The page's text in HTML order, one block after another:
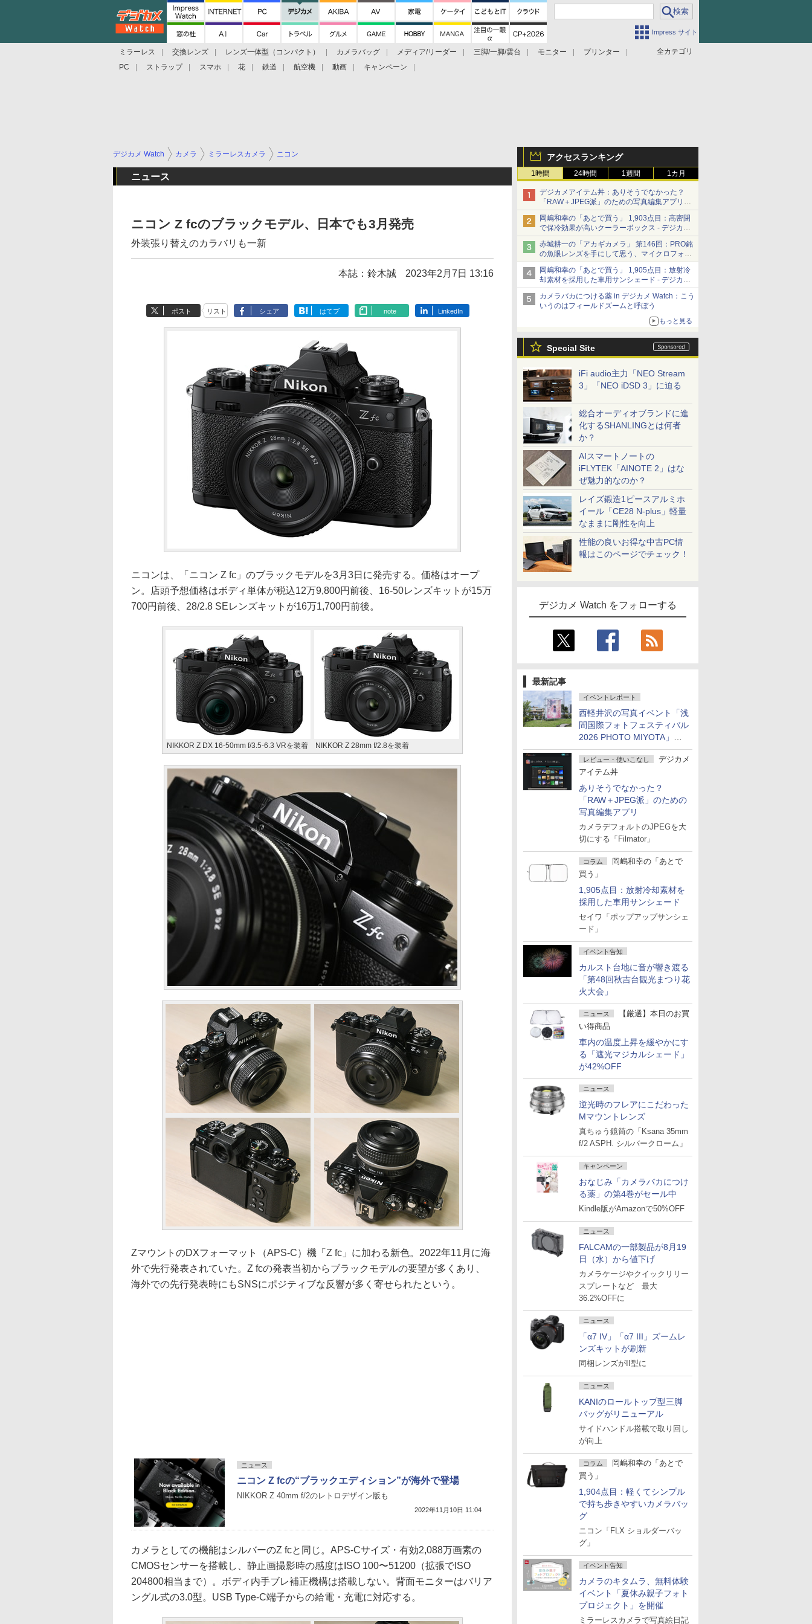
Impress サイト
全カテゴリ
ミラーレス 交換レンズ レンズ一体型（コンパクト） カメラバッグ メディア/リーダー 三脚/一脚/雲台 モニター
プリンター
PC
ストラップ スマホ 花 鉄道 航空機 動画 キャンペーン
アクセスランキング
1時間 24時間 1週間 1カ月
デジカメアイテム丼：ありそうでなかった？
「RAW＋JPEG派」のための写真編集アプリ
カメラデフォルトのJPEGを大切にする
「Filmator」
岡嶋和幸の「あとで買う」 1,903点目：高密閉
で保冷効果が高いクーラーボックス - デジカメ
Watch
赤城耕一の「アカギカメラ」 第146回：PRO銘
の魚眼レンズを手にして思う、マイクロフォー
サーズへの期待と可能性
岡嶋和幸の「あとで買う」 1,905点目：放射冷
却素材を採用した車用サンシェード - デジカメ
Watch
カメラバカにつける薬 in デジカメ Watch：こう
いうのはフィールドズームと呼ぼう
もっと見る
Special Site
iFi audio主力「NEO Stream
3」「NEO iDSD 3」に迫る
総合オーディオブランドに進
化するSHANLINGとは何者
か？
AIスマートノートの
iFLYTEK「AINOTE 2」はな
ぜ魅力的なのか？
レイズ鍛造1ピースアルミホ
イール「CE28 N-plus」軽量
なままに剛性を向上
性能の良いお得な中古PC情
報はこのページでチェック！
デジカメ Watch をフォローする
最新記事
イベントレポート
西軽井沢の写真イベント「浅
間国際フォトフェスティバル
2026 PHOTO MIYOTA」が
開幕
レビュー・使いこなし
デジカメ
アイテム丼
ありそうでなかった？
「RAW＋JPEG派」のための
写真編集アプリ
カメラデフォルトのJPEGを大
切にする「Filmator」
コラム
岡嶋和幸の「あとで
買う」
1,905点目：放射冷却素材を
採用した車用サンシェード
セイワ「ポップアップサンシェ
ード」
イベント告知
カルスト台地に音が響き渡る
「第48回秋吉台観光まつり花
火大会」
ニュース
【厳選】本日のお買
い得商品
車内の温度上昇を緩やかにす
る「遮光マジカルシェード」
が42%OFF
ニュース
逆光時のフレアにこだわった
Mマウントレンズ
真ちゅう鏡筒の「Ksana 35mm
f/2 ASPH. シルバークローム」
キャンペーン
おなじみ「カメラバカにつけ
る薬」の第4巻がセール中
Kindle版がAmazonで50%OFF
ニュース
FALCAMの一部製品が8月19
日（水）から値下げ
カメラケージやクイックリリー
スプレートなど 最大
36.2%OFFに
ニュース
「α7 IV」「α7 III」ズームレ
ンズキットが刷新
同梱レンズがII型に
ニュース
KANIのロールトップ型三脚
バッグがリニューアル
サイドハンドル搭載で取り回し
が向上
コラム
岡嶋和幸の「あとで
買う」
1,904点目：軽くてシンプル
で持ち歩きやすいカメラバッ
グ
ニコン「FLX ショルダーバッ
グ」
イベント告知
カメラのキタムラ、無料体験
イベント「夏休み親子フォト
プロジェクト」を開催
ミラーレスカメラで写真絵日記
デジカメ Watch カメラ ミラーレスカメラ ニコン
ニュース
ニコン Z fcのブラックモデル、日本でも3月発売
外装張り替えのカラバリも一新
本誌：鈴木誠 2023年2月7日 13:16
ポスト リスト シェア はてブ note LinkedIn
ニコンは、「ニコン Z fc」のブラックモデルを3月3日に発売する。価格はオープ
ン。店頭予想価格はボディ単体が税込12万9,800円前後、16-50レンズキットが15万
700円前後、28/2.8 SEレンズキットが16万1,700円前後。
NIKKOR Z DX 16-50mm f/3.5-6.3 VRを装着 NIKKOR Z 28mm f/2.8を装着
ZマウントのDXフォーマット（APS-C）機「Z fc」に加わる新色。2022年11月に海
外で先行発表されていた。Z fcの発表当初からブラックモデルの要望が多くあり、
海外での先行発表時にもSNSにポジティブな反響が多く寄せられたという。
ニュース
ニコン Z fcの“ブラックエディション”が海外で登場
NIKKOR Z 40mm f/2のレトロデザイン版も
2022年11月10日 11:04
カメラとしての機能はシルバーのZ fcと同じ。APS-Cサイズ・有効2,088万画素の
CMOSセンサーを搭載し、静止画撮影時の感度はISO 100〜51200（拡張でISO
204800相当まで）。ボディ内手ブレ補正機構は搭載しない。背面モニターはバリア
ングル式の3.0型。USB Type-C端子からの給電・充電に対応する。